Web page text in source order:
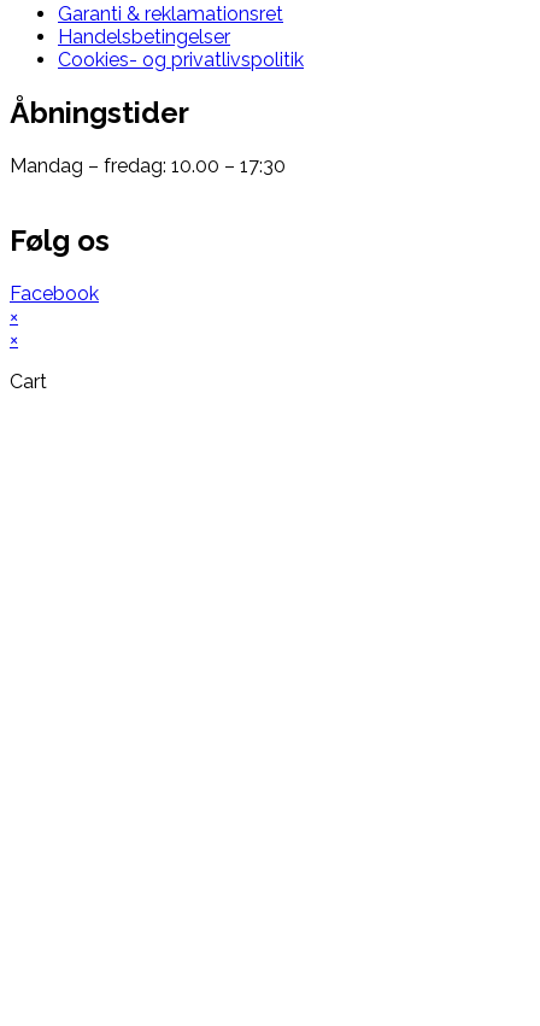
Garanti & reklamationsret
Handelsbetingelser
Cookies- og privatlivspolitik
Åbningstider
Mandag – fredag: 10.00 – 17:30
Følg os
Facebook
×
×
Cart